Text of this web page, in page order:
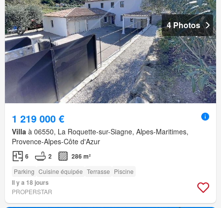
4 Photos
1 219 000 €
Villa à 06550, La Roquette-sur-Siagne, Alpes-Maritimes,
Provence-Alpes-Côte d'Azur
6 2 286 m²
Parking Cuisine équipée Terrasse Piscine
Il y a 18 jours
PROPERSTAR